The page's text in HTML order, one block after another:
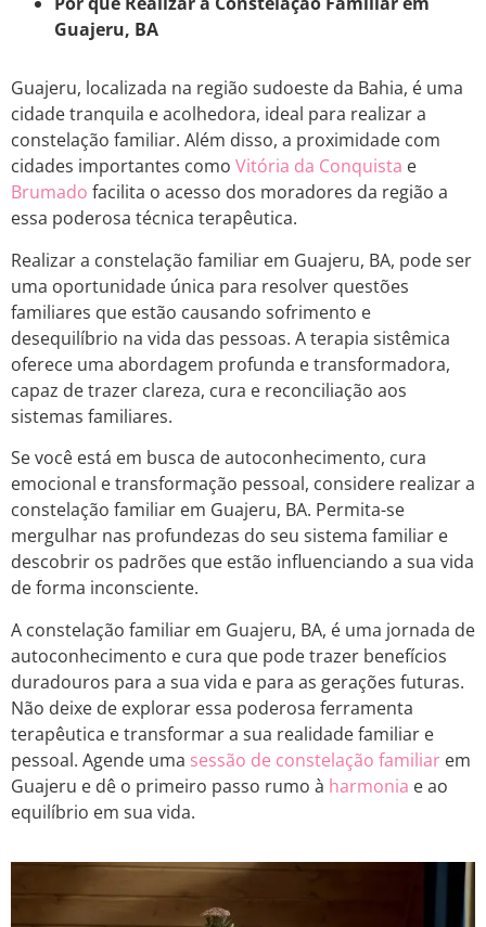
Guajeru, BA
Guajeru, localizada na região sudoeste da Bahia, é uma
cidade tranquila e acolhedora, ideal para realizar a
constelação familiar. Além disso, a proximidade com
cidades importantes como Vitória da Conquista e
Brumado facilita o acesso dos moradores da região a
essa poderosa técnica terapêutica.
Realizar a constelação familiar em Guajeru, BA, pode ser
uma oportunidade única para resolver questões
familiares que estão causando sofrimento e
desequilíbrio na vida das pessoas. A terapia sistêmica
oferece uma abordagem profunda e transformadora,
capaz de trazer clareza, cura e reconciliação aos
sistemas familiares.
Se você está em busca de autoconhecimento, cura
emocional e transformação pessoal, considere realizar a
constelação familiar em Guajeru, BA. Permita-se
mergulhar nas profundezas do seu sistema familiar e
descobrir os padrões que estão influenciando a sua vida
de forma inconsciente.
A constelação familiar em Guajeru, BA, é uma jornada de
autoconhecimento e cura que pode trazer benefícios
duradouros para a sua vida e para as gerações futuras.
Não deixe de explorar essa poderosa ferramenta
terapêutica e transformar a sua realidade familiar e
pessoal. Agende uma sessão de constelação familiar em
Guajeru e dê o primeiro passo rumo à harmonia e ao
equilíbrio em sua vida.